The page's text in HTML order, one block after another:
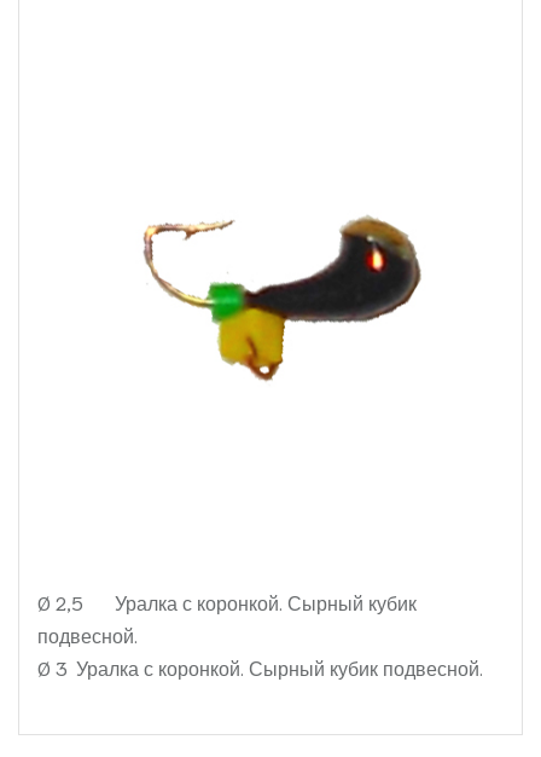
Ø 2,5
Уралка с коронкой. Сырный кубик
подвесной.
Ø 3 Уралка с коронкой. Сырный кубик подвесной.